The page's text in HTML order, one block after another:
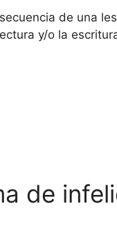
de una
y/o la
de